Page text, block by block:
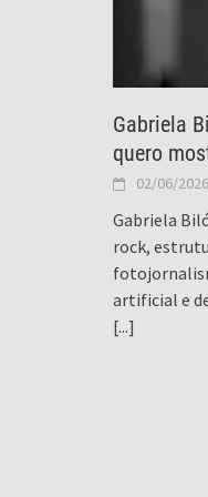
Gabriela
quero
02/06/2026
Gabriela
rock,
artificial e
[...]